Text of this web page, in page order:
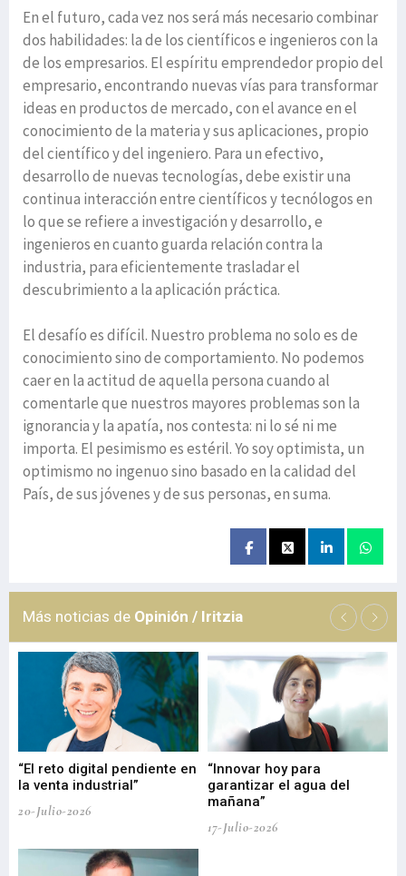
En el futuro, cada vez nos será más necesario combinar
dos habilidades: la de los científicos e ingenieros con la
de los empresarios. El espíritu emprendedor propio del
empresario, encontrando nuevas vías para transformar
ideas en productos de mercado, con el avance en el
conocimiento de la materia y sus aplicaciones, propio
del científico y del ingeniero. Para un efectivo,
desarrollo de nuevas tecnologías, debe existir una
continua interacción entre científicos y tecnólogos en
lo que se refiere a investigación y desarrollo, e
ingenieros en cuanto guarda relación contra la
industria, para eficientemente trasladar el
descubrimiento a la aplicación práctica.
El desafío es difícil. Nuestro problema no solo es de
conocimiento sino de comportamiento. No podemos
caer en la actitud de aquella persona cuando al
comentarle que nuestros mayores problemas son la
ignorancia y la apatía, nos contesta: ni lo sé ni me
importa. El pesimismo es estéril. Yo soy optimista, un
optimismo no ingenuo sino basado en la calidad del
País, de sus jóvenes y de sus personas, en suma.
Más noticias de Opinión / Iritzia
“El reto digital pendiente en
la venta industrial”
20-Julio-2026
“Innovar hoy para
garantizar el agua del
mañana”
17-Julio-2026